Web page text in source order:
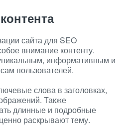
сайта для SEO
внимание контенту.
информативным и
пользователей.
слова в заголовках,
Также
длинные и подробные
раскрывают тему.